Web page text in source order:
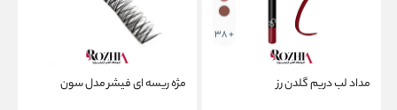
+ 38
مداد لب دریم گلدن رز مژه ریسه ای فیشر مدل سون